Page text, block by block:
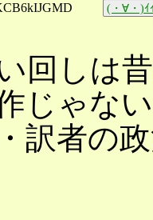
(・∀・)ｲ
回しは
じゃない
訳者の